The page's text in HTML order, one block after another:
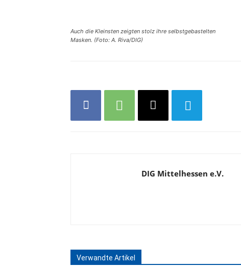
Auch die Kleinsten zeigten stolz ihre selbstgebastelten
Masken. (Foto: A. Riva/DIG)
DIG Mittelhessen e.V.
Verwandte Artikel